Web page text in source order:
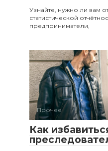
Узнайте, нужно ли вам
статистической
предприниматели,
Прочее
Как